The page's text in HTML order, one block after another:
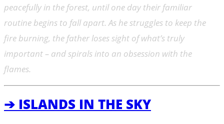
peacefully in the forest, until one day their familiar
routine begins to fall apart. As he struggles to keep the
fire burning, the father loses sight of what’s truly
important – and spirals into an obsession with the
flames.
➔ ISLANDS IN THE SKY